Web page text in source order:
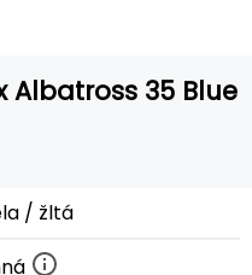
Albatross 35 Blue
/ žltá